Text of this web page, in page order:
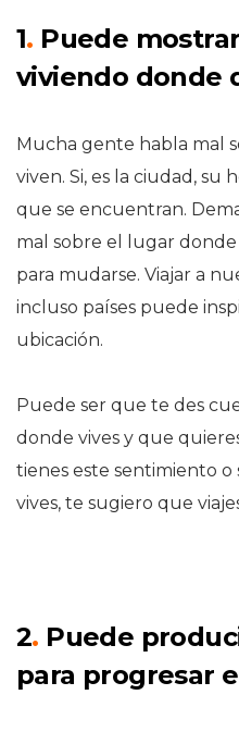
1. Puede
viviendo donde
Mucha gente habla mal
viven. Si, es la ciudad, su
que se encuentran.
mal sobre el lugar
para mudarse. Viajar a
incluso países puede
ubicación.
Puede ser que te des
donde vives y que
tienes este sentimiento o
vives, te sugiero que
2. Puede
para progresar